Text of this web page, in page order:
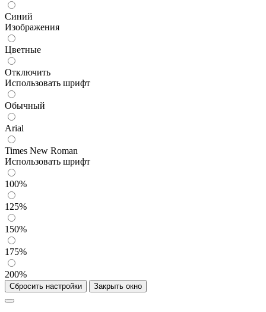
Синий
Изображения
Цветные
Отключить
Использовать шрифт
Обычный
Arial
Times New Roman
Использовать шрифт
100%
125%
150%
175%
200%
Сбросить настройки Закрыть окно